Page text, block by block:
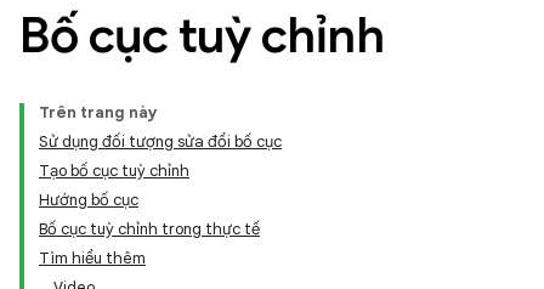
Bố cục tuỳ chỉnh
Trên trang này
Sử dụng đối tượng sửa đổi bố cục
Tạo bố cục tuỳ chỉnh
Hướng bố cục
Bố cục tuỳ chỉnh trong thực tế
Tìm hiểu thêm